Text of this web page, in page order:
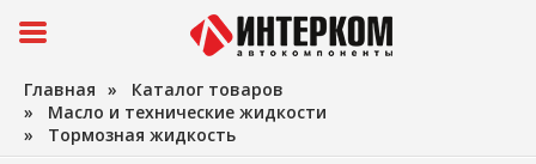
Главная » Каталог товаров
» Масло и технические жидкости
» Тормозная жидкость